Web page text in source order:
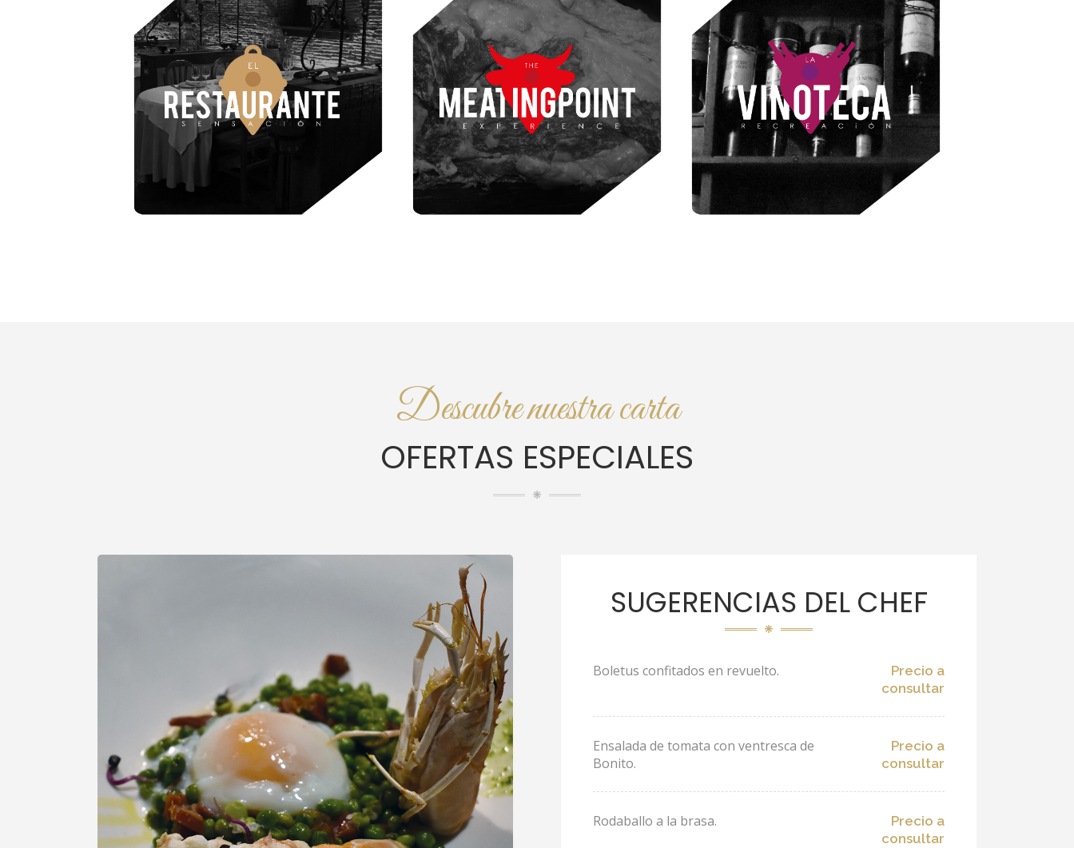
Descubre nuestra carta
OFERTAS ESPECIALES
SUGERENCIAS DEL CHEF
Boletus confitados en revuelto.
Precio a
consultar
Ensalada de tomata con ventresca de
Bonito.
Precio a
consultar
Rodaballo a la brasa.
Precio a
consultar